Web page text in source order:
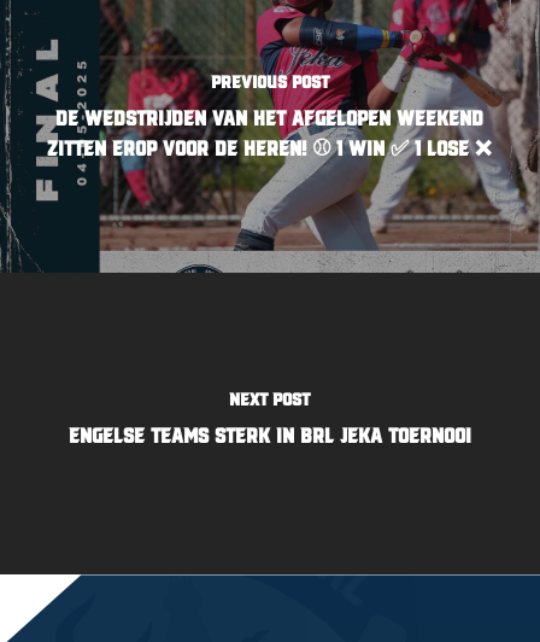
Previous Post
De wedstrijden van het afgelopen weekend
zitten erop voor de heren! ⚾️ 1 Win ✅ 1 Lose ❌
Next Post
Engelse teams sterk in BRL Jeka Toernooi